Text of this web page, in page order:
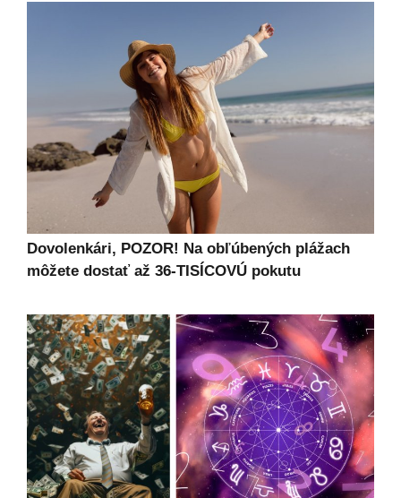
Dovolenkári, POZOR! Na obľúbených plážach
môžete dostať až 36-TISÍCOVÚ pokutu